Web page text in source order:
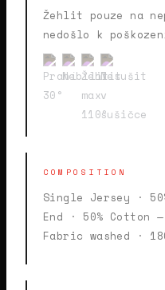
Žehlit pouze na
nedošlo k
COMPOSITION
Single Jersey ·
End · 50% Cotton
Fabric washed ·